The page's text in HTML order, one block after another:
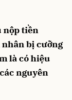
nộp tiền
bị cưỡng
là có hiệu
nguyên